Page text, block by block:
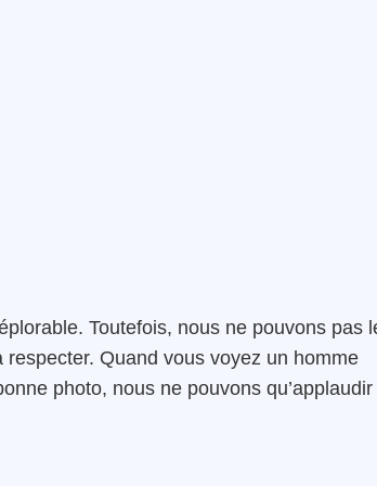
Toutefois, nous ne pouvons pas
Quand vous voyez un homme
photo, nous ne pouvons qu’applaudir